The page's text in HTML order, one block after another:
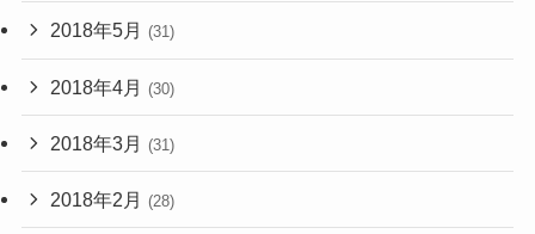
2018年5月 (31)
2018年4月 (30)
2018年3月 (31)
2018年2月 (28)